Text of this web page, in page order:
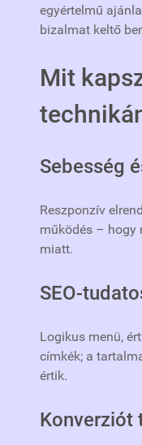
egyértelmű
bizalmat keltő
Mit
Sebesség
Reszponzív
működés – hogy
miatt.
Logikus menü,
címkék; a
értik.
Konverziót